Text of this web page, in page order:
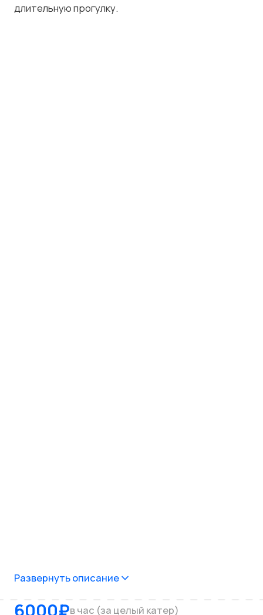
длительную прогулку.
Развернуть описание
6000₽в час (за целый катер)